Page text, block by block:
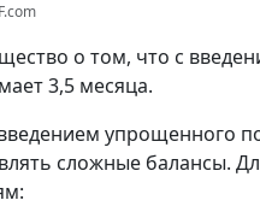
о том, что с
3,5 месяца.
упрощенного
сложные балансы.